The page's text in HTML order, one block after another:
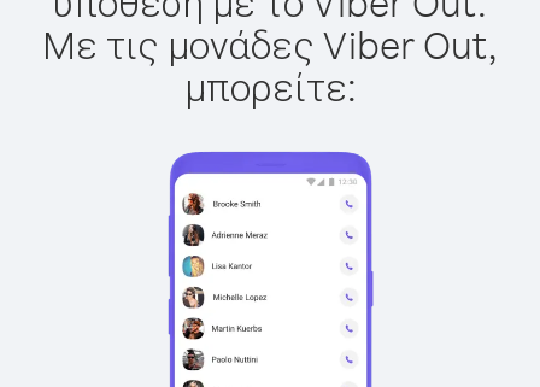
Με τις μονάδες Viber Out,
μπορείτε: